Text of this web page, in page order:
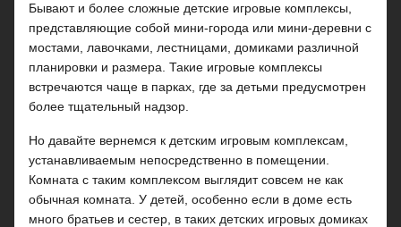
Бывают и более сложные детские игровые комплексы,
представляющие собой мини-города или мини-деревни с
мостами, лавочками, лестницами, домиками различной
планировки и размера. Такие игровые комплексы
встречаются чаще в парках, где за детьми предусмотрен
более тщательный надзор.
Но давайте вернемся к детским игровым комплексам,
устанавливаемым непосредственно в помещении.
Комната с таким комплексом выглядит совсем не как
обычная комната. У детей, особенно если в доме есть
много братьев и сестер, в таких детских игровых домиках